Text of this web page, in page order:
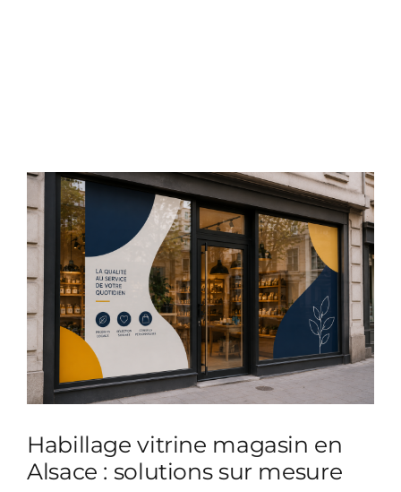
Habillage vitrine magasin en
Alsace : solutions sur mesure